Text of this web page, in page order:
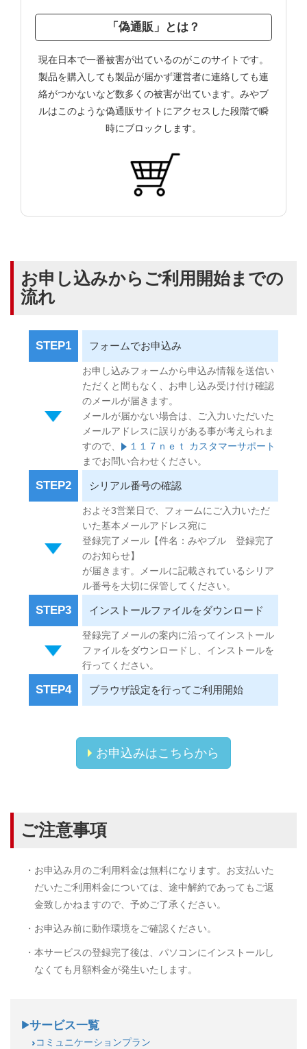
「偽通販」とは？
現在日本で一番被害が出ているのがこのサイトです。
製品を購入しても製品が届かず運営者に連絡しても連
絡がつかないなど数多くの被害が出ています。みやブ
ルはこのような偽通販サイトにアクセスした段階で瞬
時にブロックします。
お申し込みからご利用開始までの
流れ
STEP1 フォームでお申込み
お申し込みフォームから申込み情報を送信い
ただくと間もなく、お申し込み受け付け確認
のメールが届きます。
メールが届かない場合は、ご入力いただいた
メールアドレスに誤りがある事が考えられま
すので、
１１７ｎｅｔ カスタマーサポート
までお問い合わせください。
STEP2 シリアル番号の確認
およそ3営業日で、フォームにご入力いただ
いた基本メールアドレス宛に
登録完了メール【件名：みやブル 登録完了
のお知らせ】
が届きます。メールに記載されているシリア
ル番号を大切に保管してください。
STEP3 インストールファイルをダウンロード
登録完了メールの案内に沿ってインストール
ファイルをダウンロードし、インストールを
行ってください。
STEP4 ブラウザ設定を行ってご利用開始
お申込みはこちらから
ご注意事項
・お申込み月のご利用料金は無料になります。お支払いた
だいたご利用料金については、途中解約であってもご返
金致しかねますので、予めご了承ください。
・お申込み前に動作環境をご確認ください。
・本サービスの登録完了後は、パソコンにインストールし
なくても月額料金が発生いたします。
サービス一覧
コミュニケーションプラン